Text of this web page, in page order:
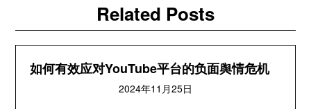
Related Posts
如何有效应对YouTube平台的负面舆情危机
2024年11月25日